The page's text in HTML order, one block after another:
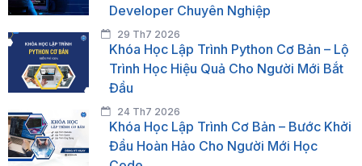
Developer Chuyên Nghiệp
29 Th7 2026
Khóa Học Lập Trình Python Cơ Bản – Lộ
Trình Học Hiệu Quả Cho Người Mới Bắt
Đầu
24 Th7 2026
Khóa Học Lập Trình Cơ Bản – Bước Khởi
Đầu Hoàn Hảo Cho Người Mới Học